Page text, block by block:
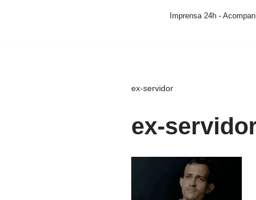
Imprensa 24h -
ex-servidor
ex-